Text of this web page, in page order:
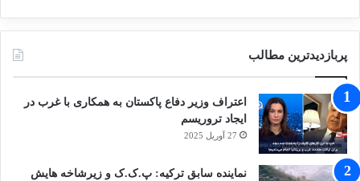
پربازدیدترین مطالب
اعتراف وزیر دفاع پاکستان به همکاری با غرب در
ایجاد تروریسم
27 آوریل 2025
نماینده سابق ترکیه: پ.ک.ک و زیرشاخه هایش